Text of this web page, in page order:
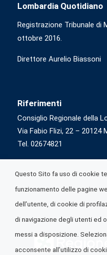
Lombardia Quotidiano
Registrazione Tribunale di
ottobre 2016.
Direttore Aurelio Biassoni
Riferimenti
Consiglio Regionale della
Via Fabio Flizi, 22 – 20124
Tel. 02674821
Questo Sito fa uso di cookie
funzionamento delle pagine
dell’utente, di cookie di
di navigazione degli utenti ed
messi a disposizione.
acconsente all’utilizzo di